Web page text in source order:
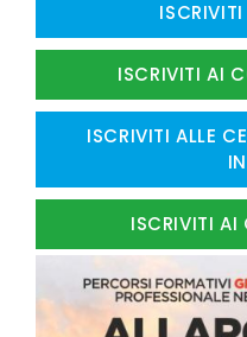
ISCRIVITI AI
ISCRIVITI ALLE
ISCRIVITI AI